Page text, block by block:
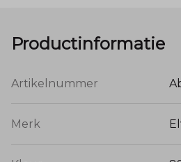
het item moeiteloos te
verschillende stijlen en
Top Abby prachtig aan op het
zachte, hoogwaardige stof
draagcomfort, de hele dag
Productinformatie
Artikelnummer
Merk